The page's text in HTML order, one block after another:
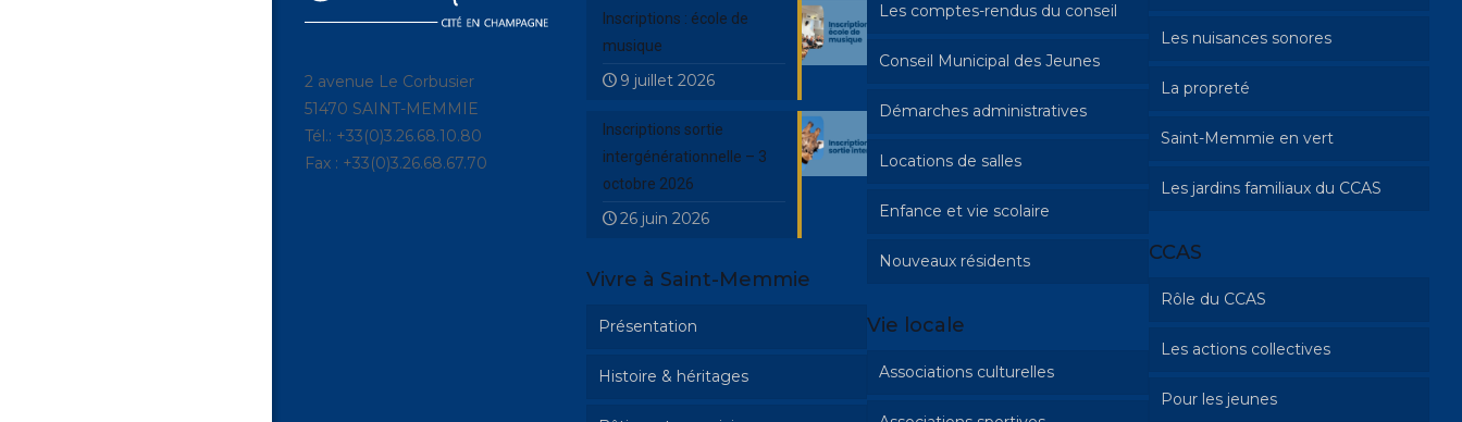
2 avenue Le Corbusier
51470 SAINT-MEMMIE
Tél.: +33(0)3.26.68.10.80
Fax : +33(0)3.26.68.67.70
Inscriptions : école de
musique
9 juillet 2026
Inscriptions sortie
intergénérationnelle – 3
octobre 2026
26 juin 2026
Vivre à Saint-Memmie
Présentation
Histoire & héritages
Les comptes-rendus du conseil
Conseil Municipal des Jeunes
Démarches administratives
Urbanisme et travaux
Mariage et PACS
Cimetière
L’école de musique
Locations de salles
Enfance et vie scolaire
Activités périscolaires
musique
Nouveaux résidents
Vie locale
Associations culturelles
Les nuisances sonores
La propreté
Saint-Memmie en vert
Les jardins familiaux du CCAS
CCAS
Rôle du CCAS
Qu’est-ce que le CCAS?
Aide aux familles avec enfant
Les actions collectives
Pour les jeunes